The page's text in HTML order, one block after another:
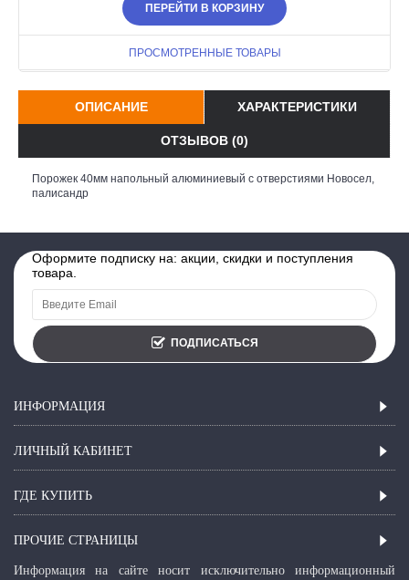
ПЕРЕЙТИ В КОРЗИНУ
ПРОСМОТРЕННЫЕ ТОВАРЫ
ОПИСАНИЕ ХАРАКТЕРИСТИКИ
ОТЗЫВОВ (0)
Порожек 40мм напольный алюминиевый с отверстиями Новосел,
палисандр
Оформите подписку на: акции, скидки и поступления
товара.
ПОДПИСАТЬСЯ
ИНФОРМАЦИЯ
ЛИЧНЫЙ КАБИНЕТ
ГДЕ КУПИТЬ
ПРОЧИЕ СТРАНИЦЫ
Информация на сайте носит исключительно информационный